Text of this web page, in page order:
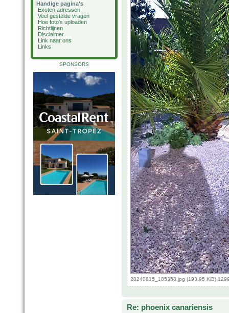
Handige pagina's
Exoten adressen
Veel gestelde vragen
Hoe foto's uploaden
Richtlijnen
Disclaimer
Link naar ons
Links
SPONSORS
20240815_185358.jpg (193.95 KiB)
Re: phoenix canariensis